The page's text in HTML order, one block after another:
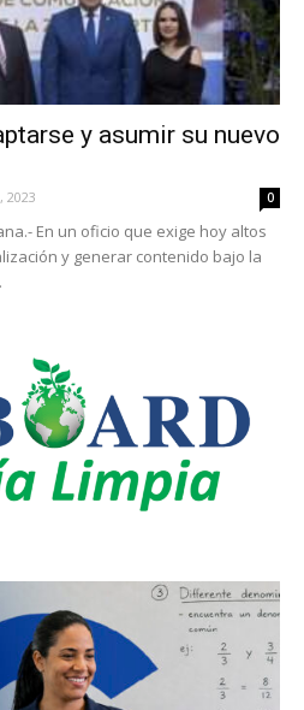
y asumir su nuevo
2023 0
En un oficio que exige hoy altos
y generar contenido bajo la